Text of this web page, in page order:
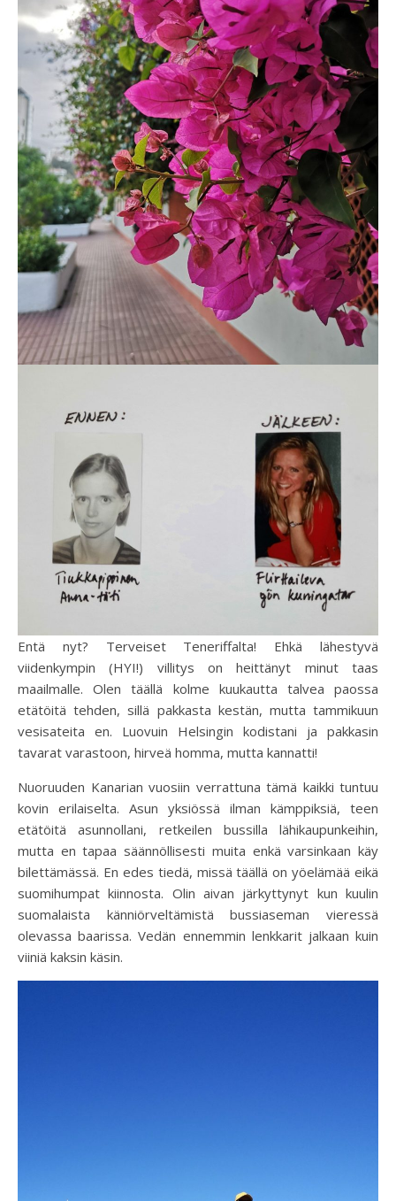
Entä nyt? Terveiset Teneriffalta! Ehkä lähestyvä
viidenkympin (HYI!) villitys on heittänyt minut taas
maailmalle. Olen täällä kolme kuukautta talvea paossa
etätöitä tehden, sillä pakkasta kestän, mutta tammikuun
vesisateita en. Luovuin Helsingin kodistani ja pakkasin
tavarat varastoon, hirveä homma, mutta kannatti!
Nuoruuden Kanarian vuosiin verrattuna tämä kaikki tuntuu
kovin erilaiselta. Asun yksiössä ilman kämppiksiä, teen
etätöitä asunnollani, retkeilen bussilla lähikaupunkeihin,
mutta en tapaa säännöllisesti muita enkä varsinkaan käy
bilettämässä. En edes tiedä, missä täällä on yöelämää eikä
suomihumpat kiinnosta. Olin aivan järkyttynyt kun kuulin
suomalaista känniörveltämistä bussiaseman vieressä
olevassa baarissa. Vedän ennemmin lenkkarit jalkaan kuin
viiniä kaksin käsin.